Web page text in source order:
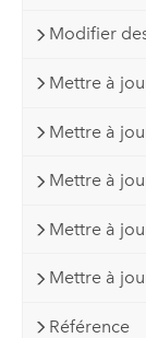
Modifier
Mettre à
Mettre à
Mettre à
Mettre à
Mettre à
Référence